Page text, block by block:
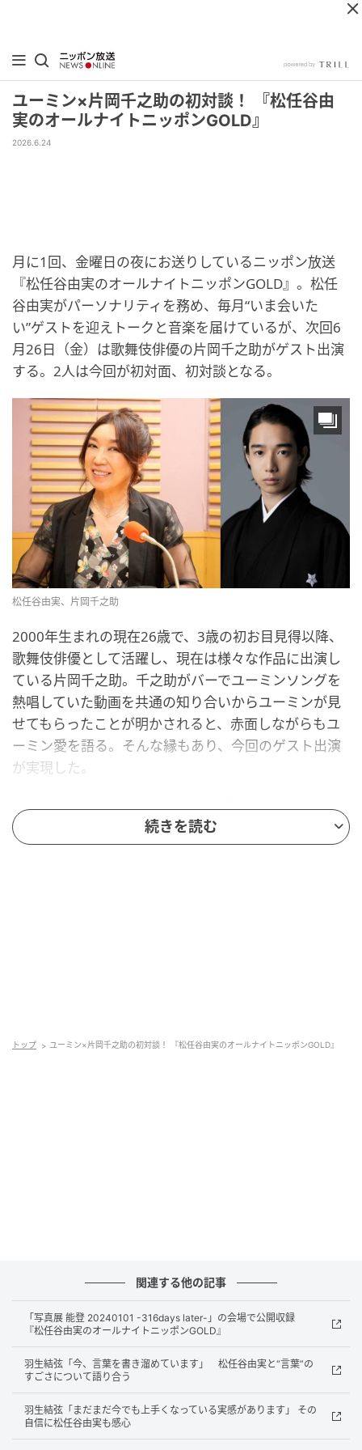
ユーミン×片岡千之助の初対談！ 『松任谷由
実のオールナイトニッポンGOLD』
2026.6.24
月に1回、金曜日の夜にお送りしているニッポン放送
『松任谷由実のオールナイトニッポンGOLD』。松任
谷由実がパーソナリティを務め、毎月“いま会いた
い”ゲストを迎えトークと音楽を届けているが、次回6
月26日（金）は歌舞伎俳優の片岡千之助がゲスト出演
する。2人は今回が初対面、初対談となる。
松任谷由実、片岡千之助
2000年生まれの現在26歳で、3歳の初お目見得以降、
歌舞伎俳優として活躍し、現在は様々な作品に出演し
ている片岡千之助。千之助がバーでユーミンソングを
熱唱していた動画を共通の知り合いからユーミンが見
せてもらったことが明かされると、赤面しながらもユ
ーミン愛を語る。そんな縁もあり、今回のゲスト出演
が実現した。
2011年、千之助が11歳のときに、夢だったという祖父
で人間国宝の十五代目片岡仁左衛門と戦後初の祖父・
孫での「連獅子」を演じたが、「この時から祖父がめ
と振り返る。
父もかつて主演した舞台「ハムレット」に主演した際
の役作り、歌舞伎の“血”について、そして今後の夢など
ユーミンの質問にひとつひとつ丁寧に答えていく。さ
らに千之助が選ぶユーミンソングもオンエアする。
片岡千之助をゲストに迎える『松任谷由実のオールナ
イトニッポンGOLD』は6月26日（金）22時から放
送。
続きを読む
トップ ユーミン×片岡千之助の初対談！ 『松任谷由実のオールナイトニッポンGOLD』
関連する他の記事
「写真展 能登 20240101 -316days later-」の会場で公開収録
『松任谷由実のオールナイトニッポンGOLD』
羽生結弦「今、言葉を書き溜めています」 松任谷由実と“言葉”の
すごさについて語り合う
羽生結弦「まだまだ今でも上手くなっている実感があります」 その
自信に松任谷由実も感心